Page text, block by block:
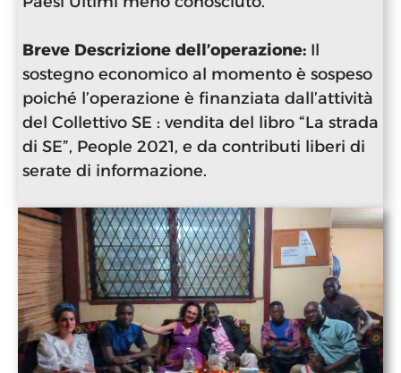
Breve Descrizione dell’operazione: Il
sostegno economico al momento è sospeso
poiché l’operazione è finanziata dall’attività
del Collettivo SE : vendita del libro “La strada
di SE”, People 2021, e da contributi liberi di
serate di informazione.